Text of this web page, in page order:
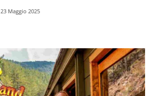
23 Maggio 2025